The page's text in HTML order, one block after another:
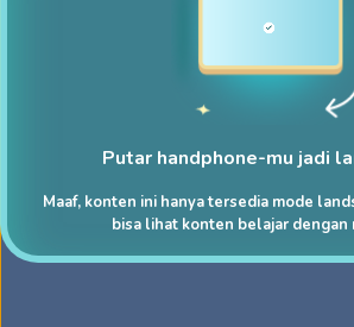
Putar handphone-mu jadi
Maaf, konten ini hanya tersedia mode
bisa lihat konten belajar dengan